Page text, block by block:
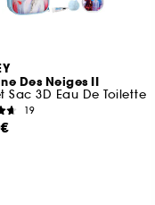
Des Neiges II
Sac 3D Eau De Toilette
19